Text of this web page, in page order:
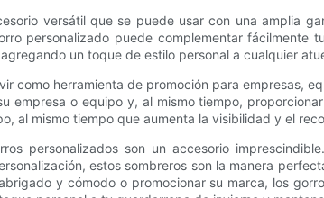
versátil que se puede usar con una amplia
personalizado puede complementar fácilmente
un toque de estilo personal a cualquier
como herramienta de promoción para empresas,
empresa o equipo y, al mismo tiempo,
al mismo tiempo que aumenta la visibilidad y el
personalizados son un accesorio
estos sombreros son la manera
y cómodo o promocionar su marca, los